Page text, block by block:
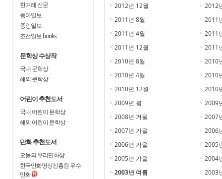
한겨레 신문
동아일보
중앙일보
조선일보 books
문학상 수상작
국내 문학상
해외 문학상
어린이 추천도서
국내 어린이 문학상
해외 어린이 문학상
만화 추천도서
오늘의 우리만화상
한국만화영상진흥원 우수
만화
2012년 12월
2012
2011년 8월
2011
2011년 4월
2011
2011년 12월
2011
2010년 8월
2010
2010년 4월
2010
2010년 12월
2010
2009년 봄
2009
2008년 겨울
2007
2007년 가을
2006
2006년 가을
2005
2005년 가을
2004
2003년 여름
2003